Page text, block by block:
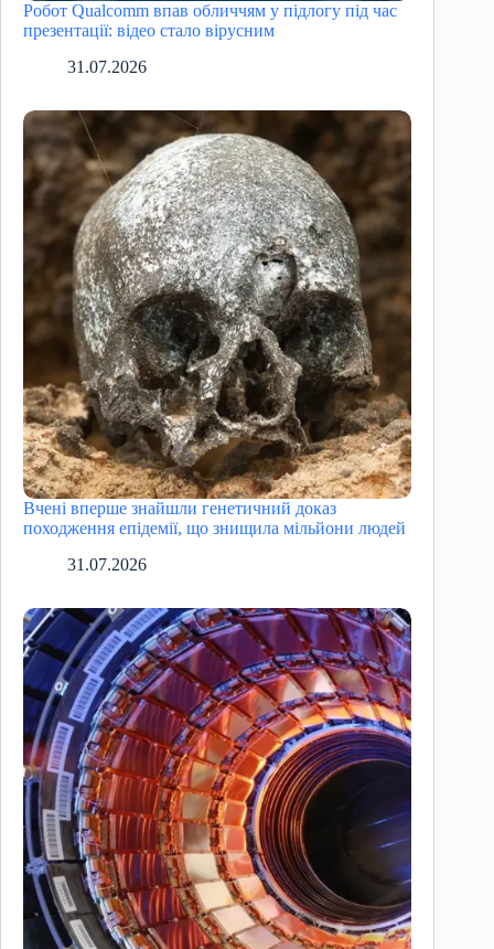
Робот Qualcomm впав обличчям у підлогу під час
презентації: відео стало вірусним
31.07.2026
Вчені вперше знайшли генетичний доказ
походження епідемії, що знищила мільйони людей
31.07.2026